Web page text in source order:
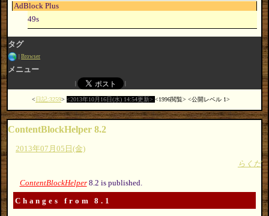
AdBlock Plus
49s
タグ
Browser
メニュー
日記:3259 2013年10月16日(水) 14:54更新 1996閲覧 公開レベル 1
ContentBlockHelper 8.2
2013年07月05日(金)
らくだ
ContentBlockHelper8.2 is published.
Changes from 8.1